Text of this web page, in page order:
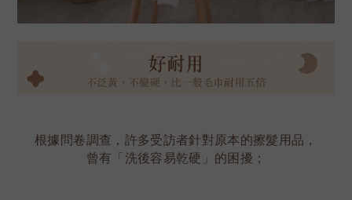
根據問卷調查，許多受訪者針對原本的擦髮用品，
曾有「洗後容易乾硬」的困擾；